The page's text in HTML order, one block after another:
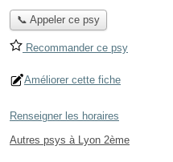
📞 Appeler ce psy
Recommander ce psy
Améliorer cette fiche
Renseigner les horaires
Autres psys à Lyon 2ème